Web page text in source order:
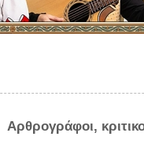
Αρθρογράφοι,